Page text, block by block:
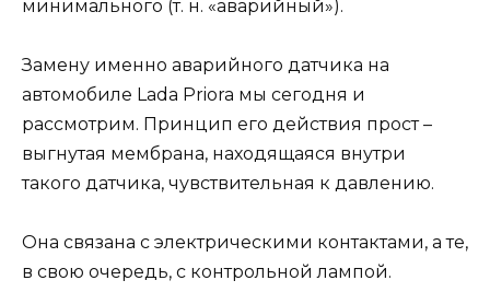
минимального (т. н. «аварийный»).
Замену именно аварийного датчика на
автомобиле Lada Priora мы сегодня и
рассмотрим. Принцип его действия прост –
выгнутая мембрана, находящаяся внутри
такого датчика, чувствительная к давлению.
Она связана с электрическими контактами, а те,
в свою очередь, с контрольной лампой.